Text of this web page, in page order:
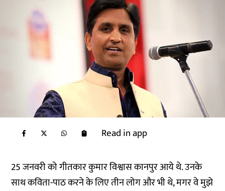
Read in app
25 जनवरी को गीतकार कुमार विश्वास कानपुर आये थे. उनके
साथ कविता-पाठ करने के लिए तीन लोग और भी थे, मगर वे मुझे